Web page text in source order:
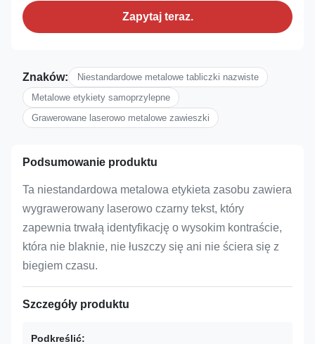
Zapytaj teraz.
Znaków:
Niestandardowe metalowe tabliczki nazwiste
Metalowe etykiety samoprzylepne
Grawerowane laserowo metalowe zawieszki
Podsumowanie produktu
Ta niestandardowa metalowa etykieta zasobu zawiera
wygrawerowany laserowo czarny tekst, który
zapewnia trwałą identyfikację o wysokim kontraście,
która nie blaknie, nie łuszczy się ani nie ściera się z
biegiem czasu.
Szczegóły produktu
Podkreślić: